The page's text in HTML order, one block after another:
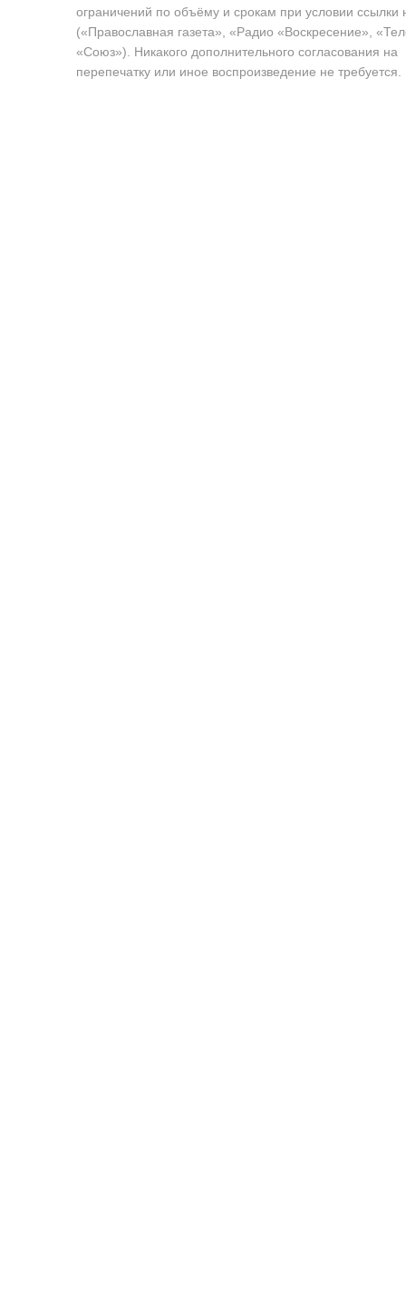
ограничений по объёму и срокам при условии ссылки
(«Православная газета», «Радио «Воскресение»,
«Союз»). Никакого дополнительного согласования на
перепечатку или иное воспроизведение не требуется.